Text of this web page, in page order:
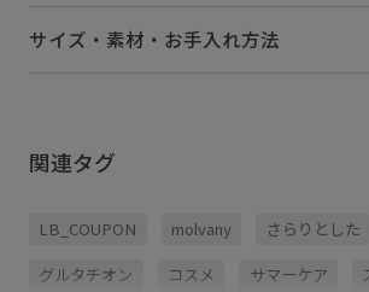
サイズ・素材・お手入れ方法
関連タグ
LB_COUPON molvany さらりとした
グルタチオン コスメ サマーケア